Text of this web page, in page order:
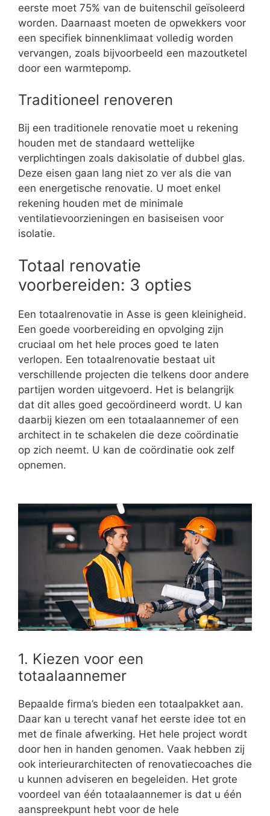
eerste moet 75% van de buitenschil geïsoleerd
worden. Daarnaast moeten de opwekkers voor
een specifiek binnenklimaat volledig worden
vervangen, zoals bijvoorbeeld een mazoutketel
door een warmtepomp.
Traditioneel renoveren
Bij een traditionele renovatie moet u rekening
houden met de standaard wettelijke
verplichtingen zoals dakisolatie of dubbel glas.
Deze eisen gaan lang niet zo ver als die van
een energetische renovatie. U moet enkel
rekening houden met de minimale
ventilatievoorzieningen en basiseisen voor
isolatie.
Totaal renovatie
voorbereiden: 3 opties
Een totaalrenovatie in Asse is geen kleinigheid.
Een goede voorbereiding en opvolging zijn
cruciaal om het hele proces goed te laten
verlopen. Een totaalrenovatie bestaat uit
verschillende projecten die telkens door andere
partijen worden uitgevoerd. Het is belangrijk
dat dit alles goed gecoördineerd wordt. U kan
daarbij kiezen om een totaalaannemer of een
architect in te schakelen die deze coördinatie
op zich neemt. U kan de coördinatie ook zelf
opnemen.
1. Kiezen voor een
totaalaannemer
Bepaalde firma’s bieden een totaalpakket aan.
Daar kan u terecht vanaf het eerste idee tot en
met de finale afwerking. Het hele project wordt
door hen in handen genomen. Vaak hebben zij
ook interieurarchitecten of renovatiecoaches die
u kunnen adviseren en begeleiden. Het grote
voordeel van één totaalaannemer is dat u één
aanspreekpunt hebt voor de hele